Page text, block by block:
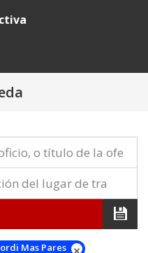
Mas Pares